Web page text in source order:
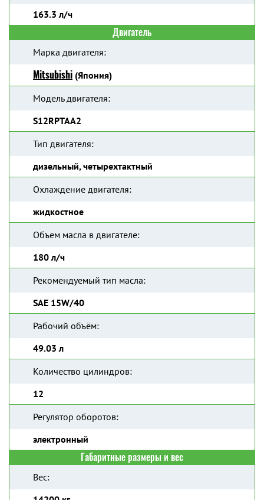
163.3 л/ч
Двигатель
Марка двигателя:
Mitsubishi (Япония)
Модель двигателя:
S12RPTAA2
Тип двигателя:
дизельный, четырехтактный
Охлаждение двигателя:
жидкостное
Объем масла в двигателе:
180 л/ч
Рекомендуемый тип масла:
SAE 15W/40
Рабочий объём:
49.03 л
Количество цилиндров:
12
Регулятор оборотов:
электронный
Габаритные размеры и вес
Вес: